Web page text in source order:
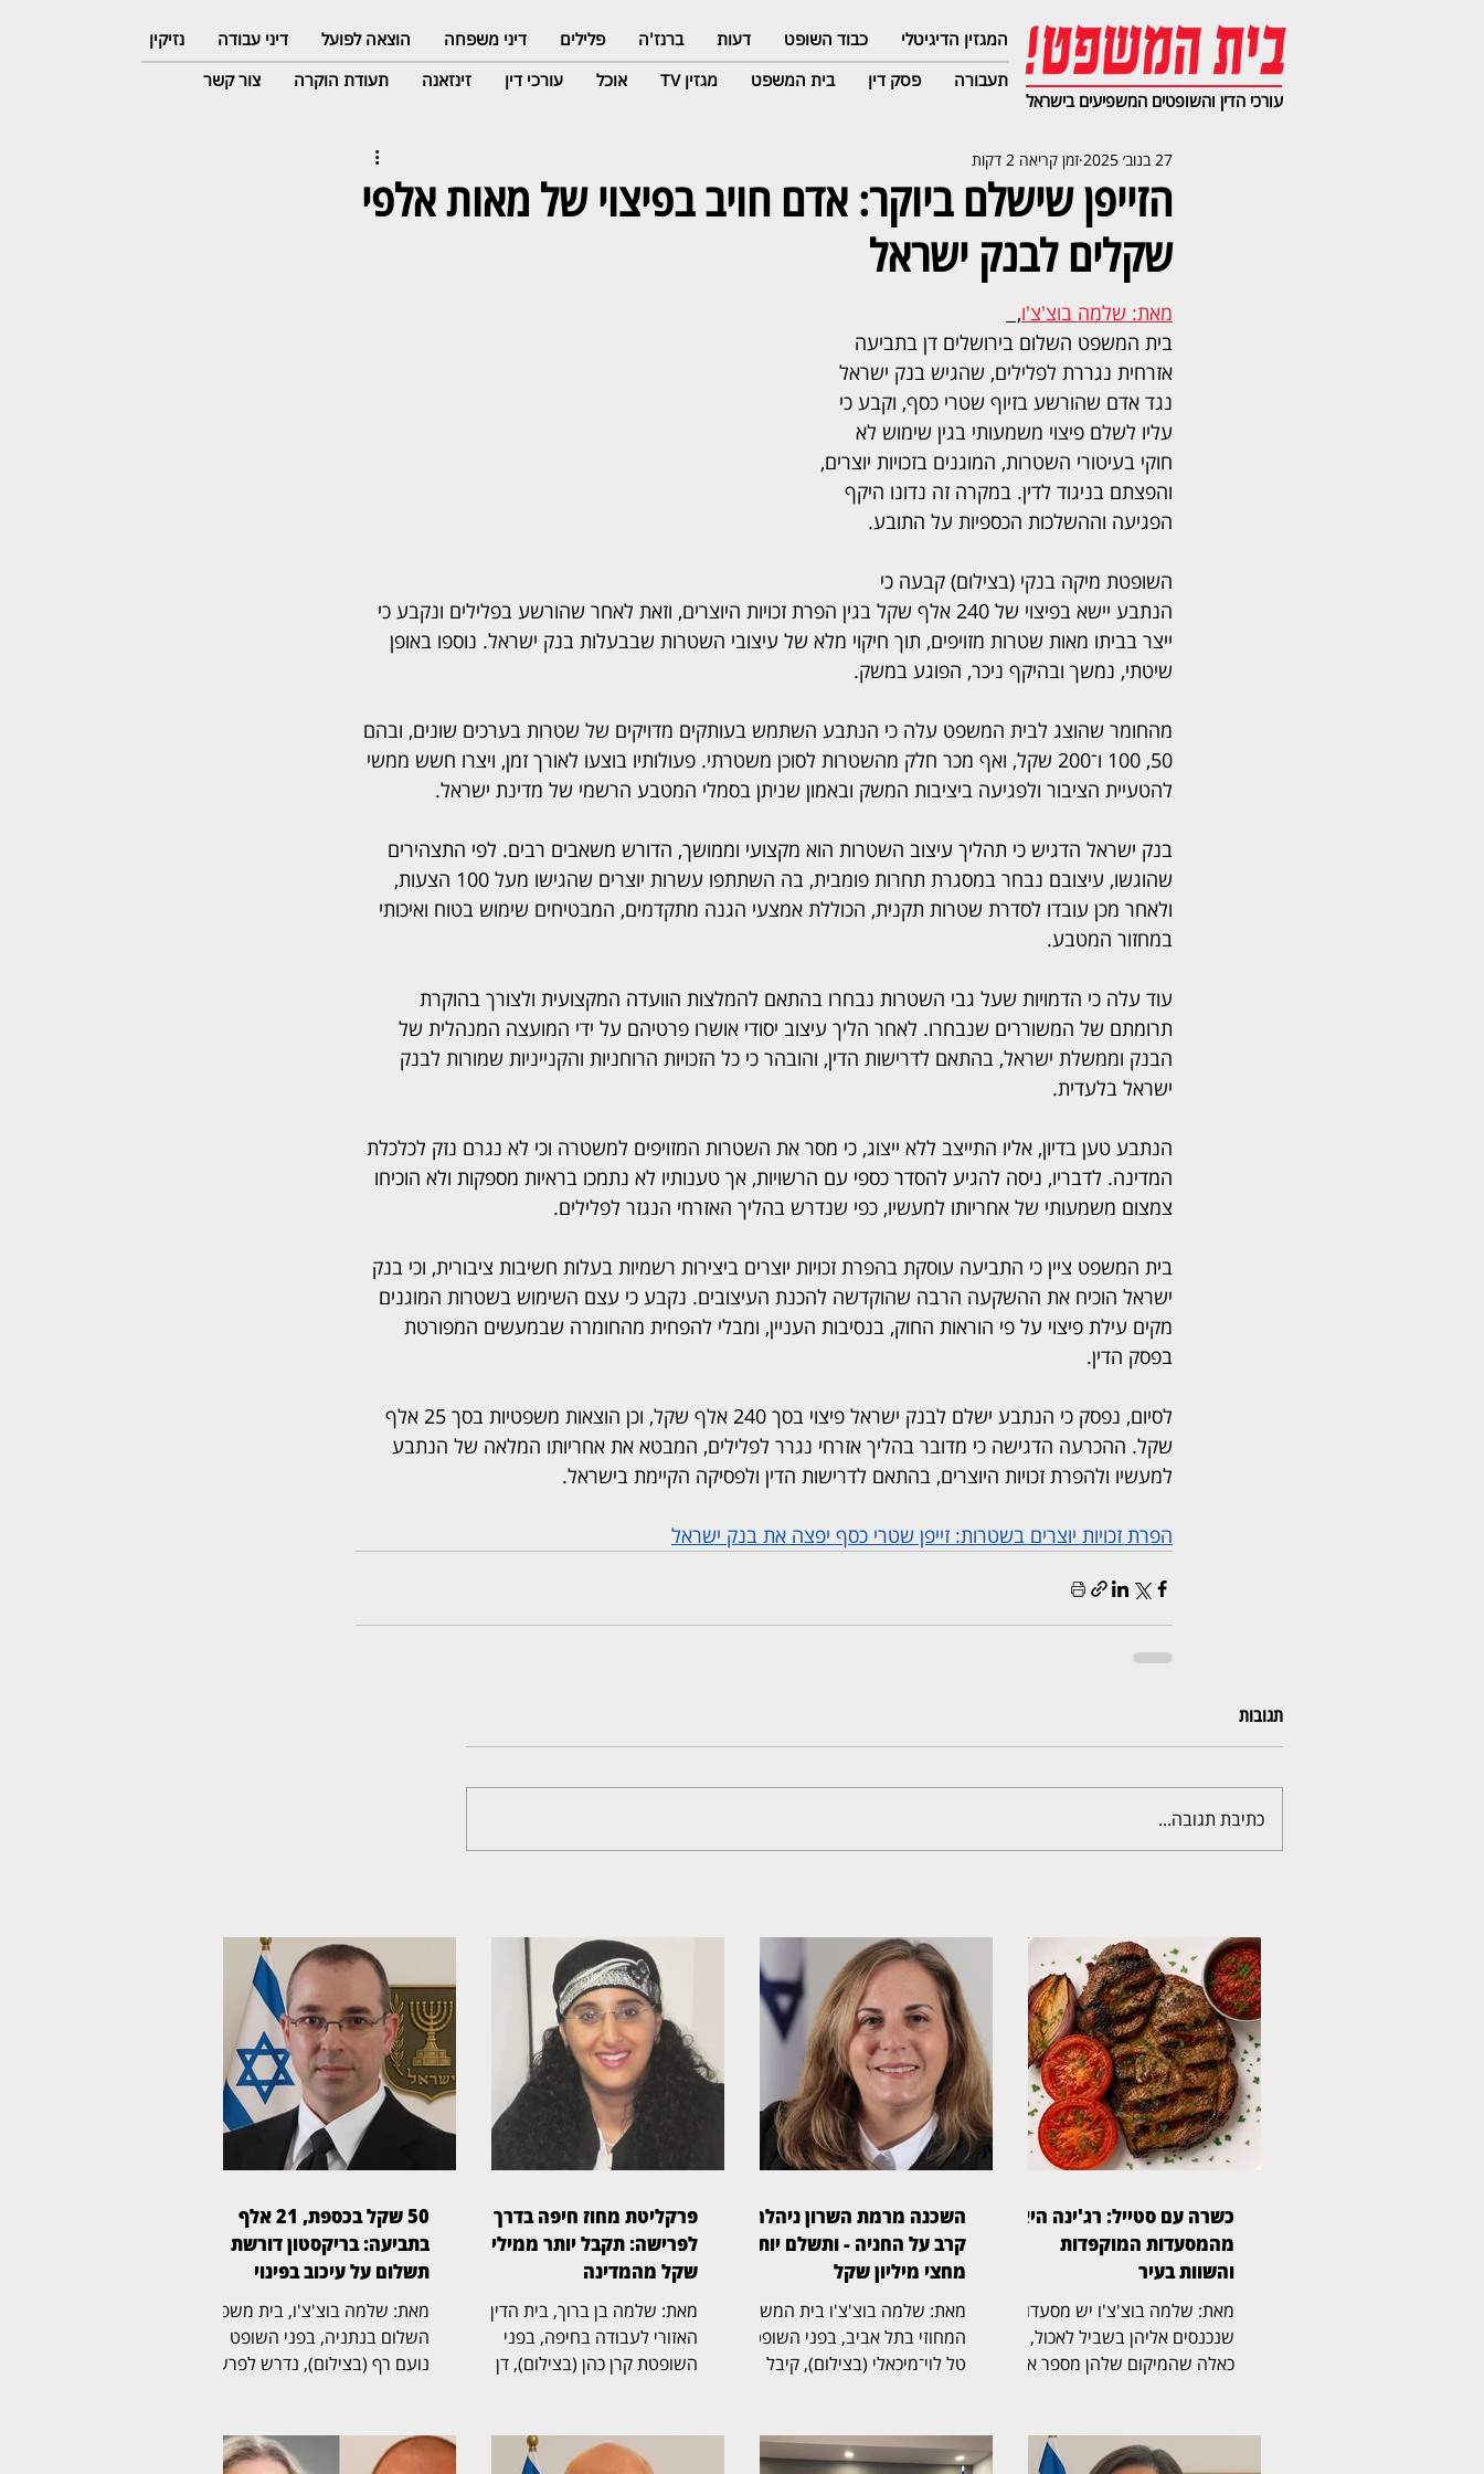
המגזין הדיגיטלי כבוד השופט דעות ברנז'ה פלילים דיני משפחה הוצאה לפועל דיני עבודה
נזיקין
תעבורה
פסק דין בית המשפט מגזין TV אוכל עורכי דין זינזאנה תעודת הוקרה צור קשר
עורכי הדין והשופטים המשפיעים בישראל
הזייפן שישלם ביוקר: אדם חויב בפיצוי של מאות אלפי
שקלים לבנק ישראל
27 בנוב׳ 2025 זמן קריאה 2 דקות
מאת: שלמה בוצ'צ'ו,
בית המשפט השלום בירושלים דן בתביעה
אזרחית נגררת לפלילים, שהגיש בנק ישראל
נגד אדם שהורשע בזיוף שטרי כסף, וקבע כי
עליו לשלם פיצוי משמעותי בגין שימוש לא
חוקי בעיטורי השטרות, המוגנים בזכויות יוצרים,
והפצתם בניגוד לדין. במקרה זה נדונו היקף
הפגיעה וההשלכות הכספיות על התובע.
השופטת מיקה בנקי (בצילום) קבעה כי
הנתבע יישא בפיצוי של 240 אלף שקל בגין הפרת זכויות היוצרים, וזאת לאחר שהורשע בפלילים ונקבע כי
ייצר בביתו מאות שטרות מזויפים, תוך חיקוי מלא של עיצובי השטרות שבבעלות בנק ישראל. נוספו באופן
שיטתי, נמשך ובהיקף ניכר, הפוגע במשק.
מהחומר שהוצג לבית המשפט עלה כי הנתבע השתמש בעותקים מדויקים של שטרות בערכים שונים, ובהם
50, 100 ו־200 שקל, ואף מכר חלק מהשטרות לסוכן משטרתי. פעולותיו בוצעו לאורך זמן, ויצרו חשש ממשי
להטעיית הציבור ולפגיעה ביציבות המשק ובאמון שניתן בסמלי המטבע הרשמי של מדינת ישראל.
בנק ישראל הדגיש כי תהליך עיצוב השטרות הוא מקצועי וממושך, הדורש משאבים רבים. לפי התצהירים
שהוגשו, עיצובם נבחר במסגרת תחרות פומבית, בה השתתפו עשרות יוצרים שהגישו מעל 100 הצעות,
ולאחר מכן עובדו לסדרת שטרות תקנית, הכוללת אמצעי הגנה מתקדמים, המבטיחים שימוש בטוח ואיכותי
במחזור המטבע.
עוד עלה כי הדמויות שעל גבי השטרות נבחרו בהתאם להמלצות הוועדה המקצועית ולצורך בהוקרת
תרומתם של המשוררים שנבחרו. לאחר הליך עיצוב יסודי אושרו פרטיהם על ידי המועצה המנהלית של
הבנק וממשלת ישראל, בהתאם לדרישות הדין, והובהר כי כל הזכויות הרוחניות והקנייניות שמורות לבנק
ישראל בלעדית.
הנתבע טען בדיון, אליו התייצב ללא ייצוג, כי מסר את השטרות המזויפים למשטרה וכי לא נגרם נזק לכלכלת
המדינה. לדבריו, ניסה להגיע להסדר כספי עם הרשויות, אך טענותיו לא נתמכו בראיות מספקות ולא הוכיחו
צמצום משמעותי של אחריותו למעשיו, כפי שנדרש בהליך האזרחי הנגזר לפלילים.
בית המשפט ציין כי התביעה עוסקת בהפרת זכויות יוצרים ביצירות רשמיות בעלות חשיבות ציבורית, וכי בנק
ישראל הוכיח את ההשקעה הרבה שהוקדשה להכנת העיצובים. נקבע כי עצם השימוש בשטרות המוגנים
מקים עילת פיצוי על פי הוראות החוק, בנסיבות העניין, ומבלי להפחית מהחומרה שבמעשים המפורטת
בפסק הדין.
לסיום, נפסק כי הנתבע ישלם לבנק ישראל פיצוי בסך 240 אלף שקל, וכן הוצאות משפטיות בסך 25 אלף
שקל. ההכרעה הדגישה כי מדובר בהליך אזרחי נגרר לפלילים, המבטא את אחריותו המלאה של הנתבע
למעשיו ולהפרת זכויות היוצרים, בהתאם לדרישות הדין ולפסיקה הקיימת בישראל.
הפרת זכויות יוצרים בשטרות: זייפן שטרי כסף יפצה את בנק ישראל
תגובות
כתיבת תגובה...
כשרה עם סטייל: רג'ינה היא
מהמסעדות המוקפדות
והשוות בעיר
מאת: שלמה בוצ'צ'ו יש מסעדות
שנכנסים אליהן בשביל לאכול, ויש
כאלה שהמיקום שלהן מספר את
כשרה וגינת אירועים במבנה 10
השכנה מרמת השרון ניהלה
קרב על החניה - ותשלם יותר
מחצי מיליון שקל
מאת: שלמה בוצ'צ'ו בית המשפט
המחוזי בתל אביב, בפני השופטת
טל לוי־מיכאלי (בצילום), קיבל
הדין נקבע כי החניה שבמחלוקת
פרקליטת מחוז חיפה בדרך
לפרישה: תקבל יותר ממיליון
שקל מהמדינה
מאת: שלמה בן ברוך, בית הדין
האזורי לעבודה בחיפה, בפני
השופטת קרן כהן (בצילום), דן
התפקידים הבכירים בפרקליטות
50 שקל בכספת, 21 אלף
בתביעה: בריקסטון דורשת
תשלום על עיכוב בפינוי
מאת: שלמה בוצ'צ'ו, בית משפט
השלום בנתניה, בפני השופט
נועם רף (בצילום), נדרש לפרשה
שטר בודד של 50 שקל,